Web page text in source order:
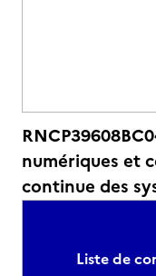
numériques et
continue des
Liste de